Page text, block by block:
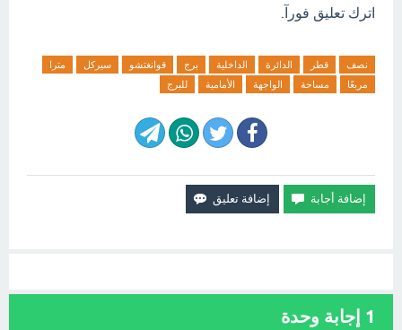
اترك تعليق فورآ.
نصف قطر الدائرة الداخلية برج قوانغتشو سيركل
مترا
مربعًا
مساحة الواجهة الأمامية للبرج
1 إجابة وحدة